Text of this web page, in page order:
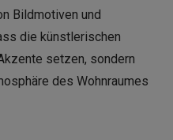
Bildmotiven und
die künstlerischen
setzen, sondern
des Wohnraumes